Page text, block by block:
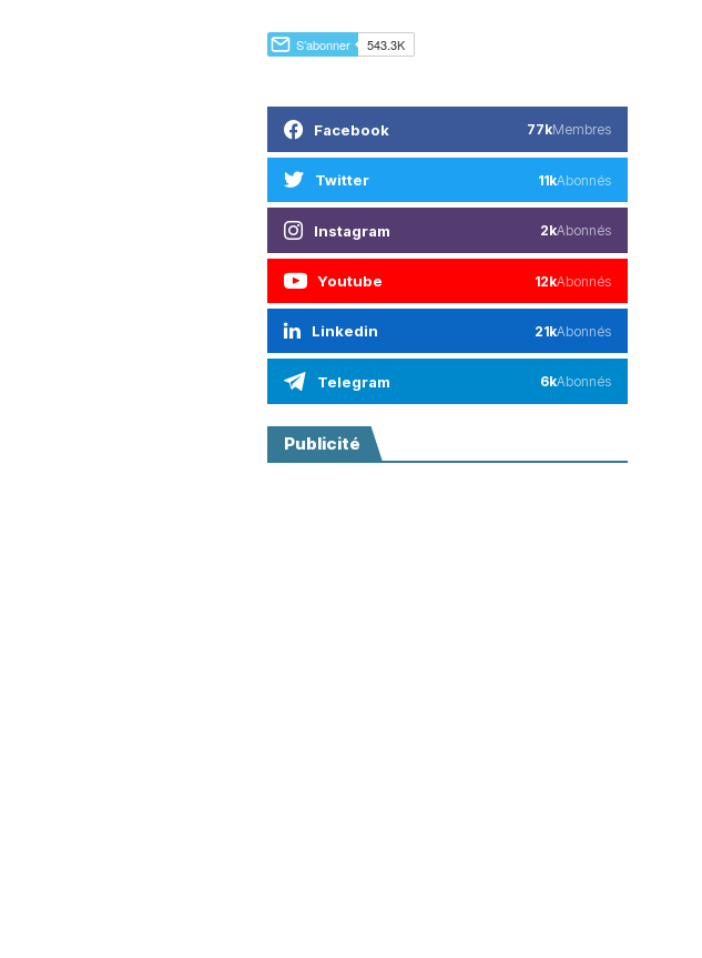
Facebook 77kMembres
Twitter 11kAbonnés
Instagram 2kAbonnés
Youtube 12kAbonnés
Linkedin 21kAbonnés
Telegram 6kAbonnés
Publicité